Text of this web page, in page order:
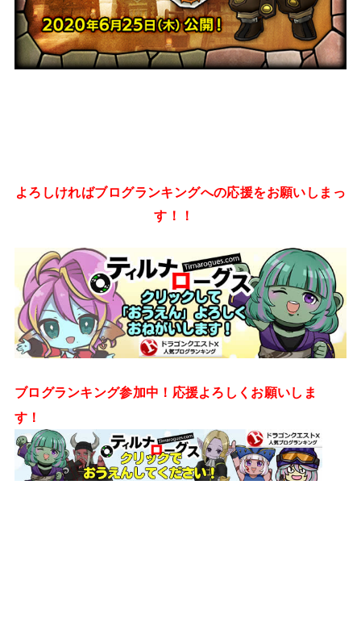
よろしければブログランキングへの応援をお願いしまっ
す！！
ブログランキング参加中！応援よろしくお願いしま
す！